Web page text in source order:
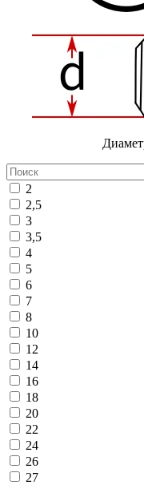
2
2,5
3
3,5
4
5
6
7
8
10
12
14
16
18
20
22
24
26
27